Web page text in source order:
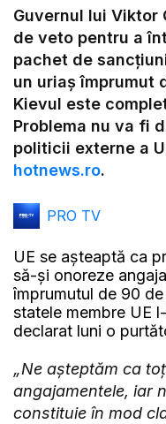
Guvernul lui Viktor
de veto pentru a
pachet de
un uriaș împrumut
Kievul este
Problema nu va fi
politicii externe a
hotnews.ro.
PRO TV
UE se așteaptă ca
să-și onoreze
împrumutul de 90
statele membre UE
declarat luni o
„Ne așteptăm ca
angajamentele, iar
constituie în mod